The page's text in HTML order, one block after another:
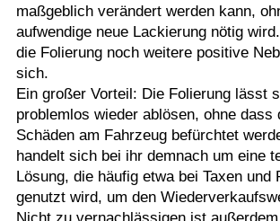
maßgeblich verändert werden kann,
aufwendige neue Lackierung nötig
die Folierung noch weitere positive
sich.
Ein großer Vorteil: Die Folierung lässt
problemlos wieder ablösen, ohne dass
Schäden am Fahrzeug befürchtet
handelt sich bei ihr demnach um eine
Lösung, die häufig etwa bei Taxen und
genutzt wird, um den